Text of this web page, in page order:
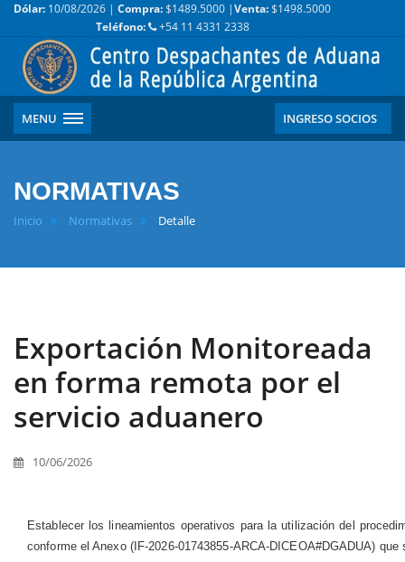
Dólar: 10/08/2026 | Compra:$1489.5000 |Venta:$1498.5000
Teléfono:
+54 11 4331 2338
MENU INGRESO SOCIOS
NORMATIVAS
Inicio Normativas Detalle
Exportación Monitoreada
en forma remota por el
servicio aduanero
10/06/2026
Establecer los lineamientos operativos para la utilización del
conforme el Anexo (IF-2026-01743855-ARCA-DICEOA#DGADUA)